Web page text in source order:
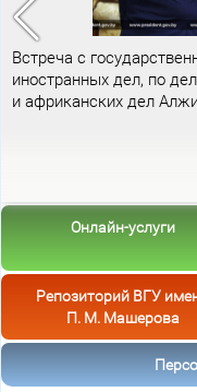
Встреча с
иностранных дел, по
и африканских дел
Онлайн-услуги
Репозиторий ВГУ
П. М. Машерова